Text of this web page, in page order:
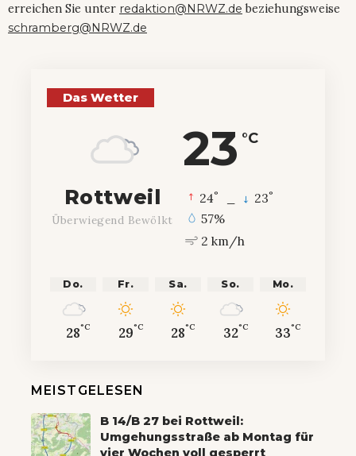
erreichen Sie unter redaktion@NRWZ.de beziehungsweise
schramberg@NRWZ.de
Das Wetter
23 °C
Rottweil
Überwiegend Bewölkt
24° 23°
57%
2 km/h
Do.
28°C
Fr.
29°C
Sa.
28°C
So.
32°C
Mo.
33°C
MEISTGELESEN
B 14/B 27 bei Rottweil:
Umgehungsstraße ab Montag für
vier Wochen voll gesperrt